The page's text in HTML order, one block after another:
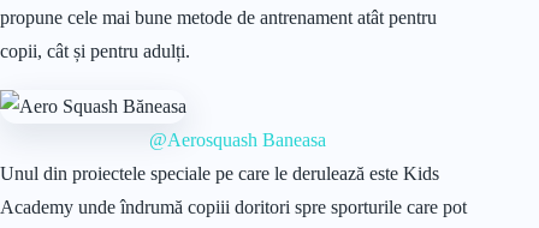
propune cele mai bune metode de antrenament atât pentru
copii, cât și pentru adulți.
@Aerosquash Baneasa
Unul din proiectele speciale pe care le derulează este Kids
Academy unde îndrumă copiii doritori spre sporturile care pot